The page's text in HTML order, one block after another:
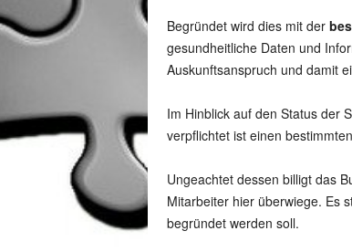
Begründet wird dies mit der
gesundheitliche Daten und
Auskunftsanspruch und damit
Im Hinblick auf den Status der
verpflichtet ist einen
Ungeachtet dessen billigt das
Mitarbeiter hier überwiege. Es
begründet werden soll.